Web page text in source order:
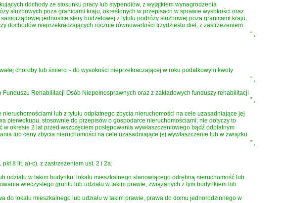
dochody ze stosunku pracy lub stypendiów, z wyjątkiem wynagrodzenia
służbowych poza granicami kraju, określonych w przepisach w sprawie wysokości oraz
jednostce sfery budżetowej z tytułu podróży służbowej poza granicami kraju,
dochodów nieprzekraczających rocznie równowartości trzydziestu diet, z zastrzeżeniem
”
choroby lub śmierci - do wysokości nieprzekraczającej w roku podatkowym kwoty
”
Rehabilitacji Osób Niepełnosprawnych oraz z zakładowych funduszy rehabilitacji
”
lub z tytułu odpłatnego zbycia nieruchomości na cele uzasadniające jej
pierwokupu, stosownie do przepisów o gospodarce nieruchomościami; nie dotyczy to
okresie 2 lat przed wszczęciem postępowania wywłaszczeniowego bądź odpłatnym
lub ceny zbycia nieruchomości na cele uzasadniające jej wywłaszczenie lub w związku
” ,
8 lit. a)-c), z zastrzeżeniem ust. 2 i 2a:
w takim budynku, lokalu mieszkalnego stanowiącego odrębną nieruchomość lub
wieczystego gruntu lub udziału w takim prawie, związanych z tym budynkiem lub
do lokalu mieszkalnego lub udziału w takim prawie, prawa do domu jednorodzinnego w